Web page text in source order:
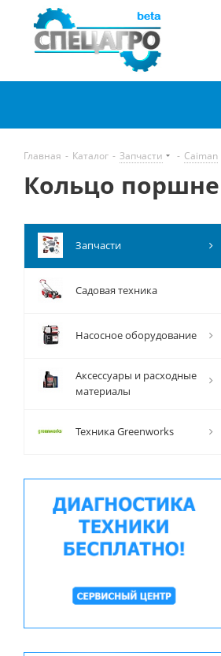
Главная - Каталог - Запчасти - Caiman
Кольцо
Запчасти
Садовая техника
Насосное оборудование
Аксессуары и расходные
материалы
Техника Greenworks